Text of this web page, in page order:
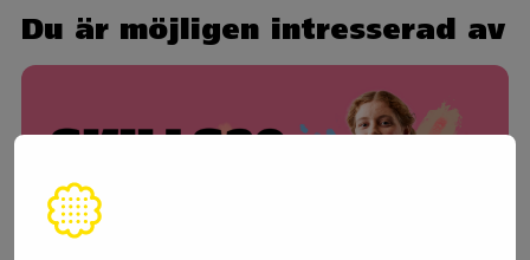
Du är möjligen intresserad av